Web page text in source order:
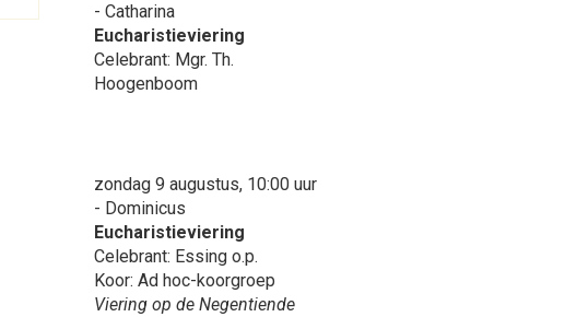
- Catharina
Eucharistieviering
Celebrant: Mgr. Th.
Hoogenboom
zondag 9 augustus, 10:00 uur
- Dominicus
Eucharistieviering
Celebrant: Essing o.p.
Koor: Ad hoc-koorgroep
Viering op de Negentiende